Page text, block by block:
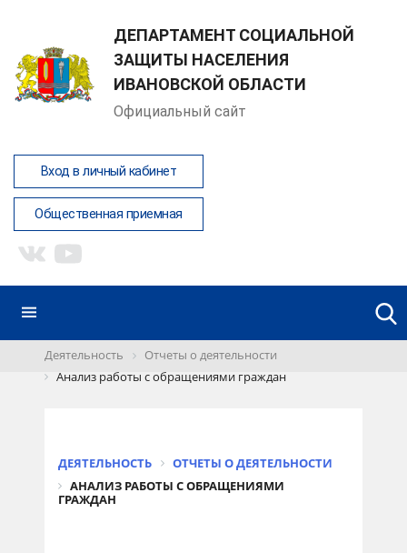
ДЕПАРТАМЕНТ СОЦИАЛЬНОЙ
ЗАЩИТЫ НАСЕЛЕНИЯ
ИВАНОВСКОЙ ОБЛАСТИ
Официальный сайт
Вход в личный кабинет
Общественная приемная
Деятельность
Отчеты о деятельности
Анализ работы с обращениями граждан
ДЕЯТЕЛЬНОСТЬ
ОТЧЕТЫ О ДЕЯТЕЛЬНОСТИ
АНАЛИЗ РАБОТЫ С ОБРАЩЕНИЯМИ
ГРАЖДАН